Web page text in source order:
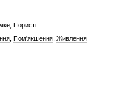
Пористі
Пом'якшення Живлення